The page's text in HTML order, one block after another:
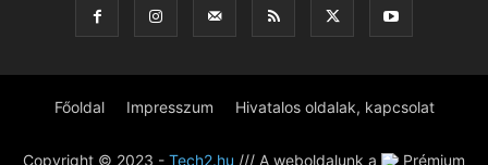
Főoldal Impresszum Hivatalos oldalak, kapcsolat
Copyright © 2023 - Tech2.hu /// A weboldalunk a Prémium